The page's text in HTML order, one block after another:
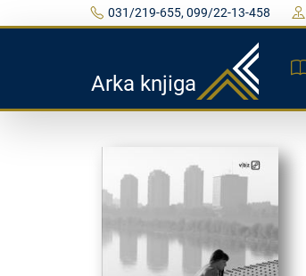
031/219-655, 099/22-13-458
Arka knjiga